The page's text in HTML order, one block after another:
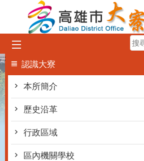
跳到主要內容區塊
:::
認識大寮
本所簡介
歷史沿革
行政區域
區內機關學校